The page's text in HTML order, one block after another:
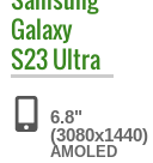
Galaxy
S23 Ultra
6.8"
(3080x1440)
AMOLED